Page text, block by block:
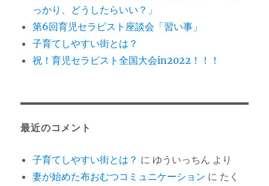
っかり、どうしたらいい？」
第6回育児セラピスト座談会「習い事」
子育てしやすい街とは？
祝！育児セラピスト全国大会in2022！！！
最近のコメント
子育てしやすい街とは？ に ゆういっちん より
妻が始めた布おむつコミュニケーション に たく